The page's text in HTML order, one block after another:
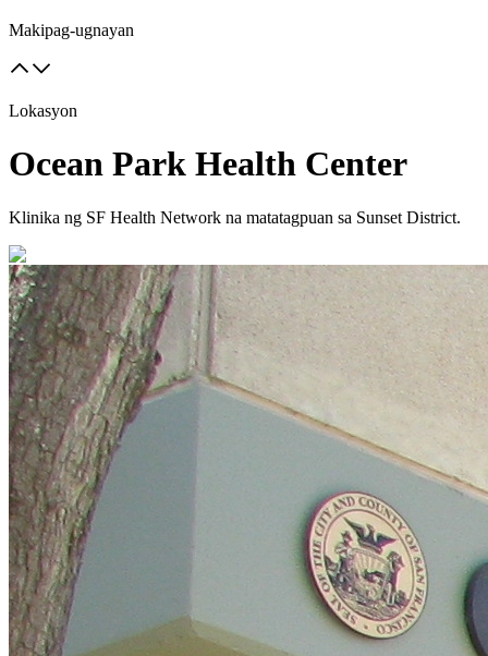
Makipag-ugnayan
Lokasyon
Ocean Park Health Center
Klinika ng SF Health Network na matatagpuan sa Sunset District.